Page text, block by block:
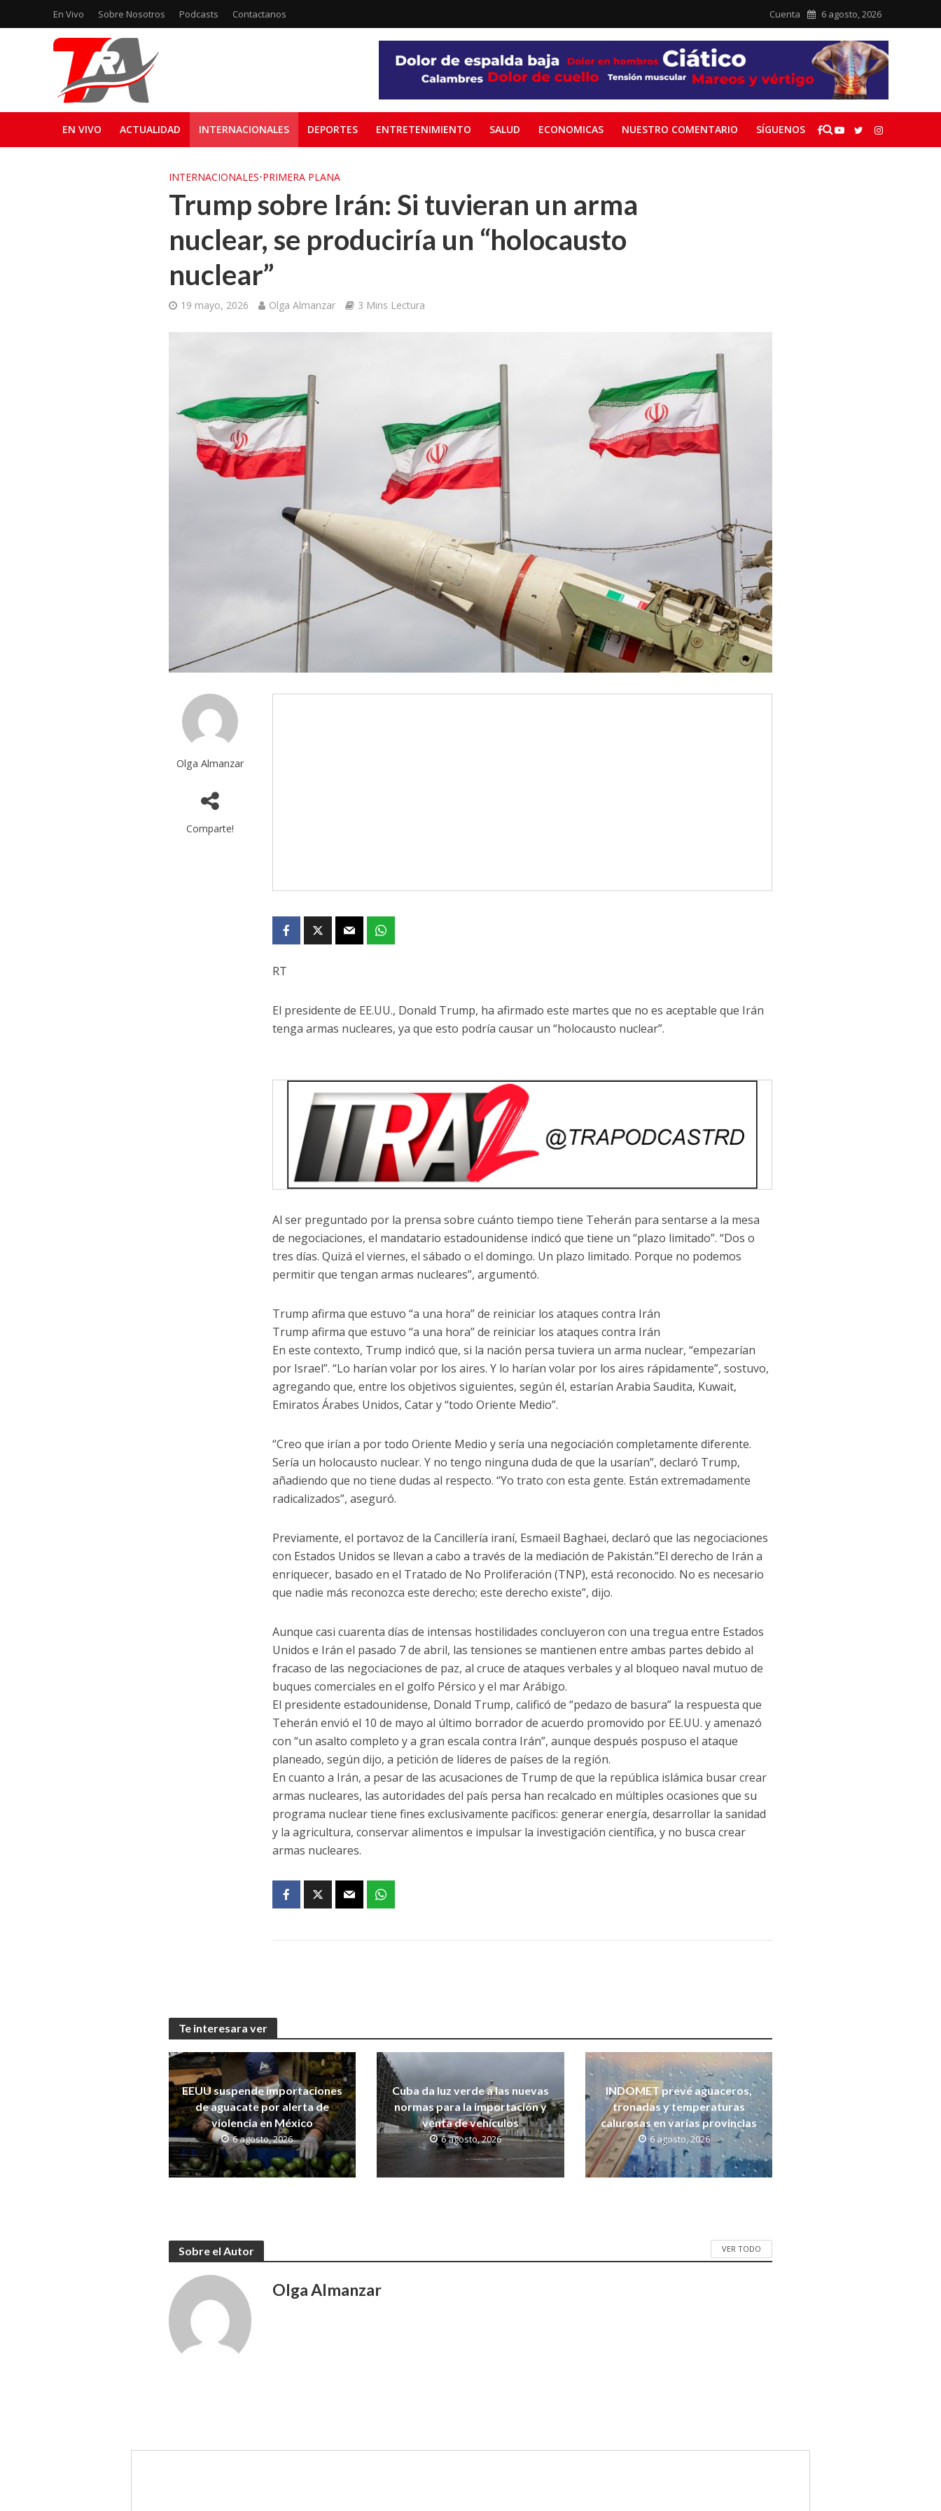
En Vivo Sobre Nosotros Podcasts Contactanos Cuenta 6 agosto, 2026
EN VIVO ACTUALIDAD INTERNACIONALES DEPORTES ENTRETENIMIENTO SALUD ECONOMICAS NUESTRO COMENTARIO SÍGUENOS
INTERNACIONALES•PRIMERA PLANA
Trump sobre Irán: Si tuvieran un arma
nuclear, se produciría un “holocausto
nuclear”
19 mayo, 2026 Olga Almanzar 3 Mins Lectura
Olga Almanzar
Comparte!
RT
El presidente de EE.UU., Donald Trump, ha afirmado este martes que no es aceptable que Irán
tenga armas nucleares, ya que esto podría causar un “holocausto nuclear”.
Al ser preguntado por la prensa sobre cuánto tiempo tiene Teherán para sentarse a la mesa
de negociaciones, el mandatario estadounidense indicó que tiene un “plazo limitado”. “Dos o
tres días. Quizá el viernes, el sábado o el domingo. Un plazo limitado. Porque no podemos
permitir que tengan armas nucleares”, argumentó.
Trump afirma que estuvo “a una hora” de reiniciar los ataques contra Irán
Trump afirma que estuvo “a una hora” de reiniciar los ataques contra Irán
En este contexto, Trump indicó que, si la nación persa tuviera un arma nuclear, “empezarían
por Israel”. “Lo harían volar por los aires. Y lo harían volar por los aires rápidamente”, sostuvo,
agregando que, entre los objetivos siguientes, según él, estarían Arabia Saudita, Kuwait,
Emiratos Árabes Unidos, Catar y “todo Oriente Medio”.
“Creo que irían a por todo Oriente Medio y sería una negociación completamente diferente.
Sería un holocausto nuclear. Y no tengo ninguna duda de que la usarían”, declaró Trump,
añadiendo que no tiene dudas al respecto. “Yo trato con esta gente. Están extremadamente
radicalizados”, aseguró.
Previamente, el portavoz de la Cancillería iraní, Esmaeil Baghaei, declaró que las negociaciones
con Estados Unidos se llevan a cabo a través de la mediación de Pakistán.”El derecho de Irán a
enriquecer, basado en el Tratado de No Proliferación (TNP), está reconocido. No es necesario
que nadie más reconozca este derecho; este derecho existe”, dijo.
Aunque casi cuarenta días de intensas hostilidades concluyeron con una tregua entre Estados
Unidos e Irán el pasado 7 de abril, las tensiones se mantienen entre ambas partes debido al
fracaso de las negociaciones de paz, al cruce de ataques verbales y al bloqueo naval mutuo de
buques comerciales en el golfo Pérsico y el mar Arábigo.
El presidente estadounidense, Donald Trump, calificó de “pedazo de basura” la respuesta que
Teherán envió el 10 de mayo al último borrador de acuerdo promovido por EE.UU. y amenazó
con “un asalto completo y a gran escala contra Irán”, aunque después pospuso el ataque
planeado, según dijo, a petición de líderes de países de la región.
En cuanto a Irán, a pesar de las acusaciones de Trump de que la república islámica busar crear
armas nucleares, las autoridades del país persa han recalcado en múltiples ocasiones que su
programa nuclear tiene fines exclusivamente pacíficos: generar energía, desarrollar la sanidad
y la agricultura, conservar alimentos e impulsar la investigación científica, y no busca crear
armas nucleares.
Te interesara ver
EEUU suspende importaciones
de aguacate por alerta de
violencia en México
6 agosto, 2026
Cuba da luz verde a las nuevas
normas para la importación y
venta de vehículos
6 agosto, 2026
INDOMET prevé aguaceros,
tronadas y temperaturas
calurosas en varias provincias
6 agosto, 2026
Sobre el Autor VER TODO
Olga Almanzar